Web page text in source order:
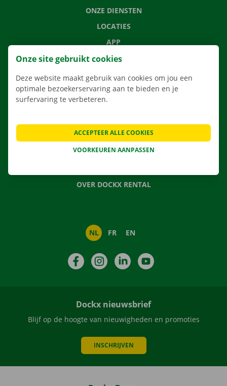
ONZE DIENSTEN
LOCATIES
APP
VERHUISOPLOSSINGEN
NIEUWS
CADEAUBON
OVER DOCKX RENTAL
NL FR EN
FacebookInstagramLinkedIn
Dockx nieuwsbrief
Blijf op de hoogte van nieuwigheden en promoties
INSCHRIJVEN
Onze site gebruikt cookies
Deze website maakt gebruik van cookies om jou een
optimale bezoekerservaring aan te bieden en je
surfervaring te verbeteren.
VOORKEUREN AANPASSEN
ACCEPTEER ALLE COOKIES